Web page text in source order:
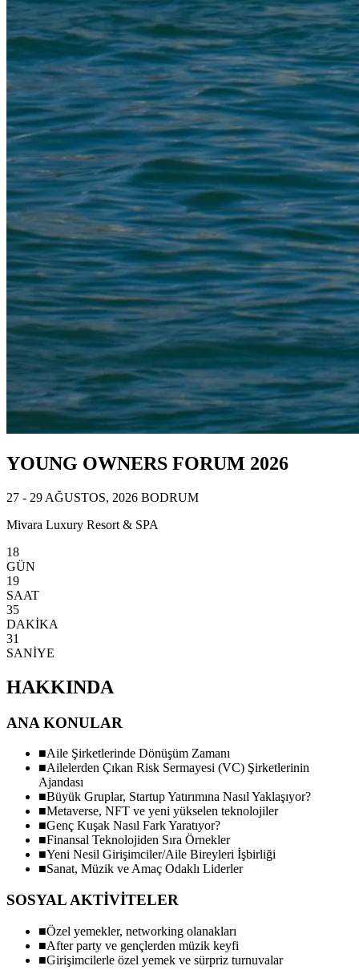
YOUNG OWNERS FORUM 2026
27 - 29 AĞUSTOS, 2026 BODRUM
Mivara Luxury Resort & SPA
18
GÜN
19
SAAT
35
DAKİKA
28
SANİYE
HAKKINDA
ANA KONULAR
■Aile Şirketlerinde Dönüşüm Zamanı
■Ailelerden Çıkan Risk Sermayesi (VC) Şirketlerinin
Ajandası
■Büyük Gruplar, Startup Yatırımına Nasıl Yaklaşıyor?
■Metaverse, NFT ve yeni yükselen teknolojiler
■Genç Kuşak Nasıl Fark Yaratıyor?
■Finansal Teknolojiden Sıra Örnekler
■Yeni Nesil Girişimciler/Aile Bireyleri İşbirliği
■Sanat, Müzik ve Amaç Odaklı Liderler
SOSYAL AKTİVİTELER
■Özel yemekler, networking olanakları
■After party ve gençlerden müzik keyfi
■Girişimcilerle özel yemek ve sürpriz turnuvalar